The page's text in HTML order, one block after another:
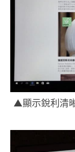
▲顯示銳利清